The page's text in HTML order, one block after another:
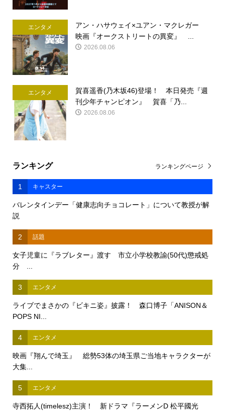
エンタメ
アン・ハサウェイ×ユアン・マクレガー
映画『オークストリートの異変』 ...
2026.08.06
エンタメ
賀喜遥香(乃木坂46)登場！ 本日発売『週
刊少年チャンピオン』 賀喜「乃...
2026.08.06
ランキング
1 キャスター
バレンタインデー「健康志向チョコレート」について教授が解
説
2 話題
女子児童に『ラブレター』渡す 市立小学校教諭(50代)懲戒処
分 ...
3 エンタメ
ライブでまさかの『ビキニ姿』披露！ 森口博子「ANISON＆
POPS NI...
4 エンタメ
映画『翔んで埼玉』 総勢53体の埼玉県ご当地キャラクターが
大集...
5 エンタメ
寺西拓人(timelesz)主演！ 新ドラマ『ラーメンD 松平國光
ランキングページ